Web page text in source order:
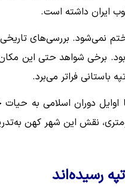
ایران داشته است.
نمی‌شود. بررسی‌های
برخی شواهد حتی این
فراتر می‌برد.
دوران اسلامی به
نقش این شهر کهن
رسیده‌اند